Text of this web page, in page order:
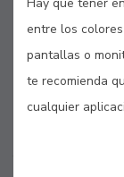
07h00-
07h00-
Hay que tener
entre los
pantallas o
te recomienda
cualquier